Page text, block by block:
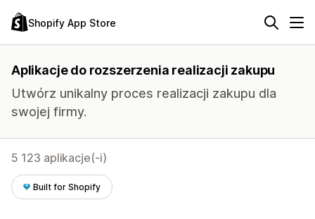
Shopify App Store
Aplikacje do rozszerzenia realizacji zakupu
Utwórz unikalny proces realizacji zakupu dla
swojej firmy.
5 123 aplikacje(-i)
Built for Shopify